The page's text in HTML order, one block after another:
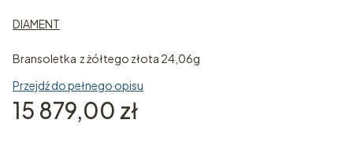
DIAMENT
Bransoletka z żółtego złota 24,06g
Przejdź do pełnego opisu
Cena
15 879,00 zł